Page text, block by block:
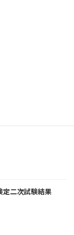
定二次試験結果